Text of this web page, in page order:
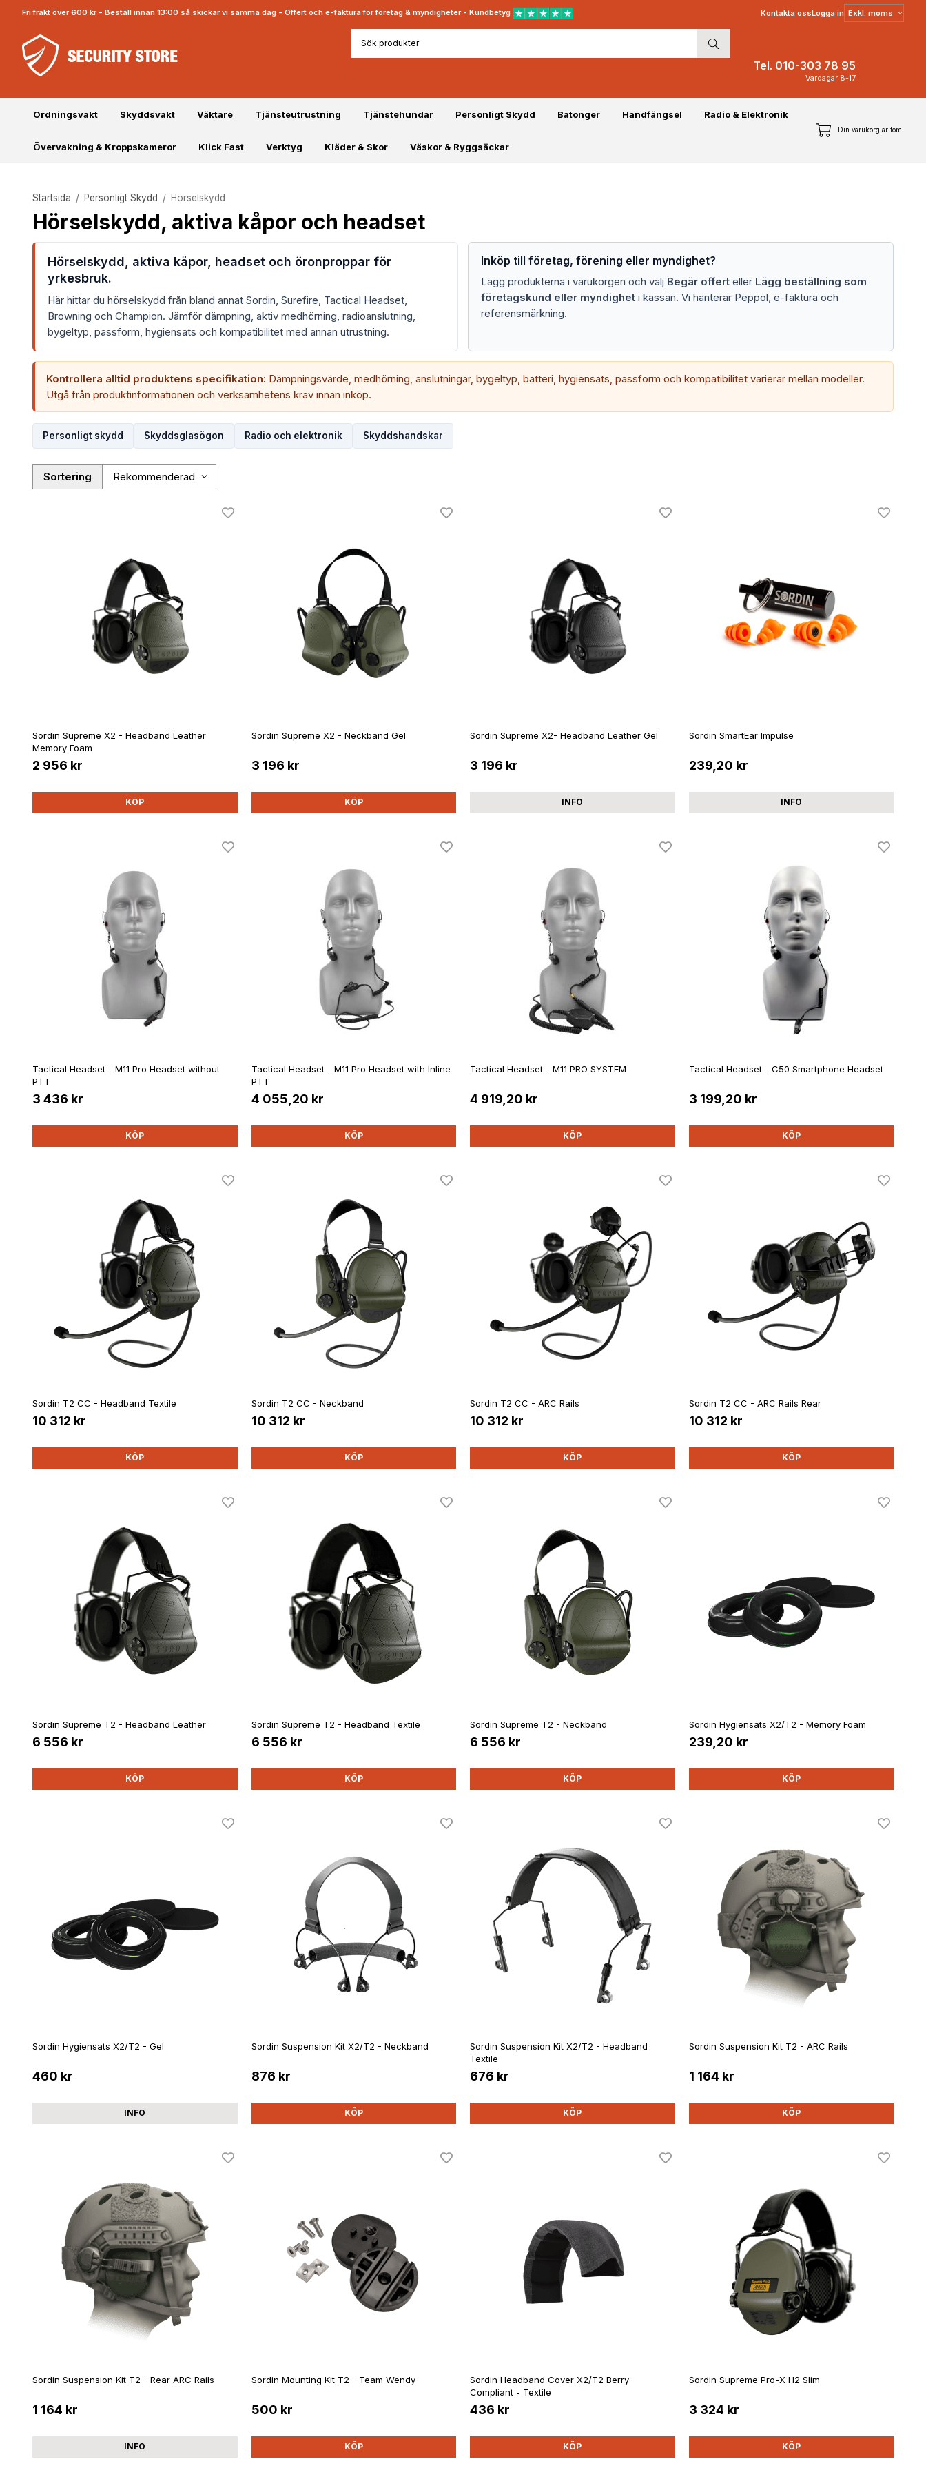
Fri frakt över 600 kr - Beställ innan 13:00 så skickar vi samma dag - Offert och e-faktura för företag & myndigheter - Kundbetyg Kontakta ossLogga in Välj
moms
Tel. 010-303 78 95
Vardagar 8-17
Ordningsvakt Skyddsvakt Väktare Tjänsteutrustning Tjänstehundar Personligt Skydd Batonger Handfängsel Radio & Elektronik
Övervakning & Kroppskameror Klick Fast Verktyg Kläder & Skor Väskor & Ryggsäckar
Din varukorg är tom!
Startsida / Personligt Skydd / Hörselskydd
Hörselskydd, aktiva kåpor och headset
Hörselskydd, aktiva kåpor, headset och öronproppar för
yrkesbruk.
Här hittar du hörselskydd från bland annat Sordin, Surefire, Tactical Headset,
Browning och Champion. Jämför dämpning, aktiv medhörning, radioanslutning,
bygeltyp, passform, hygiensats och kompatibilitet med annan utrustning.
Inköp till företag, förening eller myndighet?
Lägg produkterna i varukorgen och välj Begär offert eller Lägg beställning som
företagskund eller myndighet i kassan. Vi hanterar Peppol, e-faktura och
referensmärkning.
Kontrollera alltid produktens specifikation: Dämpningsvärde, medhörning, anslutningar, bygeltyp, batteri, hygiensats, passform och kompatibilitet varierar mellan modeller.
Utgå från produktinformationen och verksamhetens krav innan inköp.
Personligt skydd Skyddsglasögon Radio och elektronik Skyddshandskar
Sortering
Sordin Supreme X2 - Headband Leather
Memory Foam
2 956 kr
KÖP
Sordin Supreme X2 - Neckband Gel
3 196 kr
KÖP
Sordin Supreme X2- Headband Leather Gel
3 196 kr
INFO
Sordin SmartEar Impulse
239,20 kr
INFO
Tactical Headset - M11 Pro Headset without
PTT
3 436 kr
KÖP
Tactical Headset - M11 Pro Headset with Inline
PTT
4 055,20 kr
KÖP
Tactical Headset - M11 PRO SYSTEM
4 919,20 kr
KÖP
Tactical Headset - C50 Smartphone Headset
3 199,20 kr
KÖP
Sordin T2 CC - Headband Textile
10 312 kr
KÖP
Sordin T2 CC - Neckband
10 312 kr
KÖP
Sordin T2 CC - ARC Rails
10 312 kr
KÖP
Sordin T2 CC - ARC Rails Rear
10 312 kr
KÖP
Sordin Supreme T2 - Headband Leather
6 556 kr
KÖP
Sordin Supreme T2 - Headband Textile
6 556 kr
KÖP
Sordin Supreme T2 - Neckband
6 556 kr
KÖP
Sordin Hygiensats X2/T2 - Memory Foam
239,20 kr
KÖP
Sordin Hygiensats X2/T2 - Gel
460 kr
INFO
Sordin Suspension Kit X2/T2 - Neckband
876 kr
KÖP
Sordin Suspension Kit X2/T2 - Headband
Textile
676 kr
KÖP
Sordin Suspension Kit T2 - ARC Rails
1 164 kr
KÖP
Sordin Suspension Kit T2 - Rear ARC Rails
1 164 kr
INFO
Sordin Mounting Kit T2 - Team Wendy
500 kr
KÖP
Sordin Headband Cover X2/T2 Berry
Compliant - Textile
436 kr
KÖP
Sordin Supreme Pro-X H2 Slim
3 324 kr
KÖP